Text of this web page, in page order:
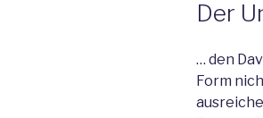
Der
… den
Form